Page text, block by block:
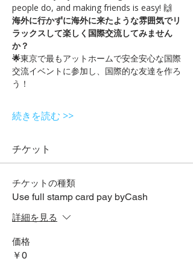
people do, and making friends is easy! 🙌
海外に行かずに海外に来たような雰囲気でリ
ラックスして楽しく国際交流してみません
か？
🌟東京で最もアットホームで安全安心な国際
交流イベントに参加し、国際的な友達を作ろ
う！
続きを読む >>
チケット
チケットの種類
Use full stamp card pay byCash
詳細を見る
価格
￥0